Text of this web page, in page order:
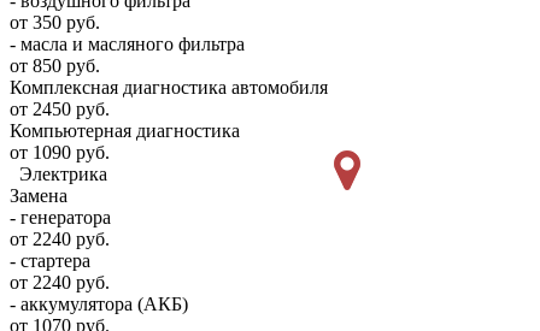
от 350 руб.
- масла и масляного фильтра
от 850 руб.
Комплексная диагностика автомобиля
от 2450 руб.
Компьютерная диагностика
от 1090 руб.
Электрика
Замена
- генератора
от 2240 руб.
- стартера
от 2240 руб.
- аккумулятора (АКБ)
от 1070 руб.